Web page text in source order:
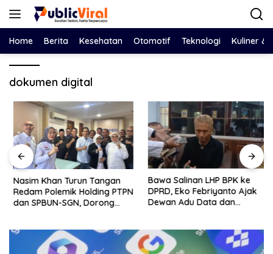
Langsung
Home Berita Kesehatan Otomotif Teknologi Kuliner &
dokumen digital
Nasim Khan Turun Tangan
Redam Polemik Holding PTPN
dan SPBUN-SGN, Dorong
Bawa Salinan LHP BPK ke
DPRD, Eko Febriyanto Ajak
Dewan Adu Data dan